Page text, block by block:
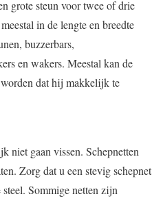
grote steun voor twee of drie
in de lengte en breedte
buzzerbars,
en wakers. Meestal kan de
dat hij makkelijk te
niet gaan vissen. Schepnetten
Zorg dat u een stevig schepnet
Sommige netten zijn